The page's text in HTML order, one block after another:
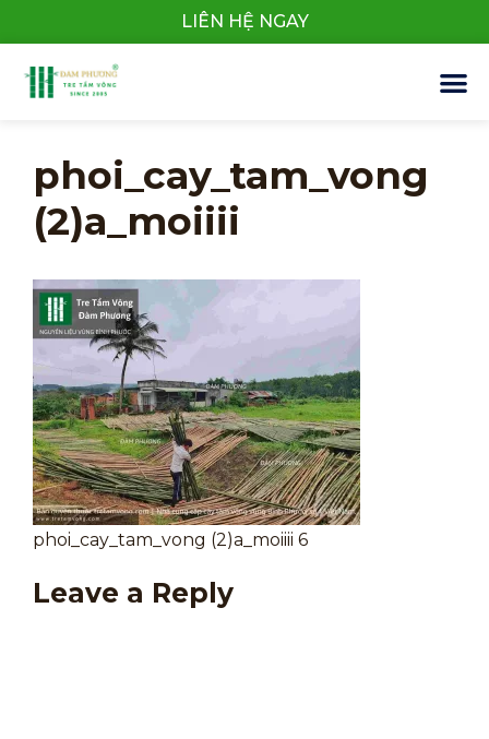
LIÊN HỆ NGAY
phoi_cay_tam_vong
(2)a_moiiii
phoi_cay_tam_vong (2)a_moiiii 6
Leave a Reply